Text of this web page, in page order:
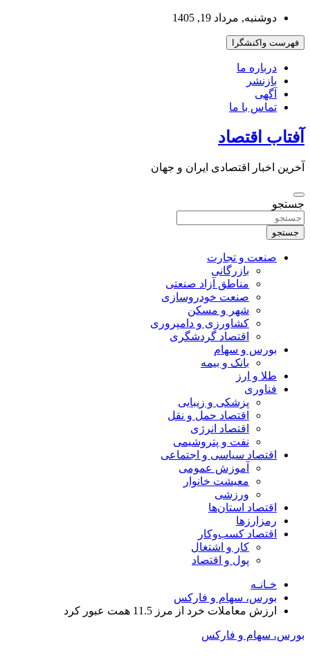
بروید
دوشنبه, مرداد 19, 1405
فهرست واکنشگرا
درباره ما
بازنشر
آگهی
تماس با ما
آفتاب اقتصاد
آخرین اخبار اقتصادی ایران و جهان
جستجو
جستجو
صنعت و تجارت
بازرگانی
مناطق آزاد صنعتی
صنعت خودروسازی
شهر و مسکن
کشاورزی و دامپروری
اقتصاد گردشگری
بورس و سهام
بانک و بیمه
طلا و ارز
فناوری
پزشکی و زیبایی
اقتصاد حمل و نقل
اقتصاد انرژی
نفت و پتروشیمی
اقتصاد سیاسی و اجتماعی
آموزش عمومی
معیشت خانوار
ورزشی
اقتصاد استان‌ها
رمزارزها
اقتصاد کسب‌و‌کار
کار و اشتغال
پول و اقتصاد
خـانـه
بورس، سهام و فارکس
ارزش معاملات خرد از مرز 11.5 همت عبور کرد
بورس، سهام و فارکس